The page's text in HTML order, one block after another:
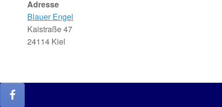
Adresse
Blauer Engel
Kaistraße 47
24114 Kiel